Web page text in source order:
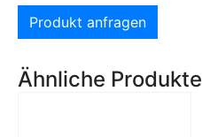
Produkt anfragen
Ähnliche Produkte